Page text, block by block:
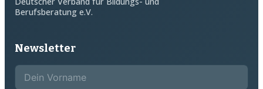
Berufsberatung e.V.
Newsletter